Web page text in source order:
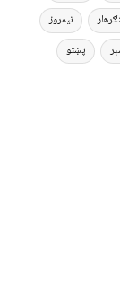
نیمروز
پښتو